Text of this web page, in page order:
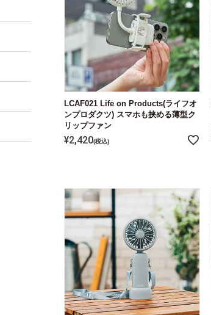
LCAF021 Life on Products(ライフオ
ンプロダクツ) スマホも挟める薄型ク
リップファン
¥2,420 税込